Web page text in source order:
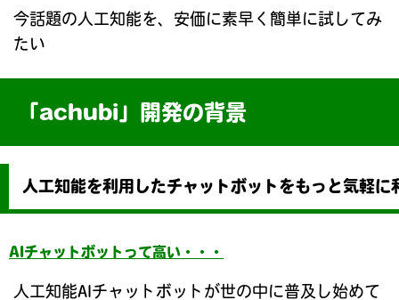
今話題の人工知能を、安価に素早く簡単に試してみ
たい
「achubi」開発の背景
人工知能を利用したチャットボットをもっと気軽に
AIチャットボットって高い・・・
人工知能AIチャットボットが世の中に普及し始めて